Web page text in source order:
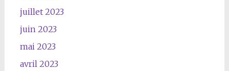
juillet 2023
juin 2023
mai 2023
avril 2023